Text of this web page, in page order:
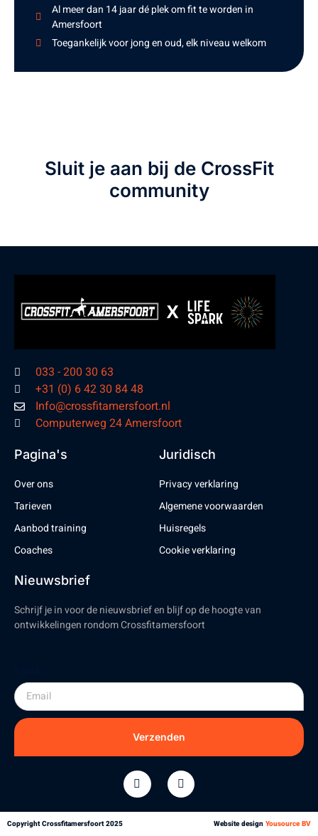
Al meer dan 14 jaar dé plek om fit te worden in
Amersfoort
Toegankelijk voor jong en oud, elk niveau welkom
Sluit je aan bij de CrossFit
community
033 - 200 30 63
+31 (0) 6 42 30 84 48
Info@crossfitamersfoort.nl
Computerweg 24 Amersfoort
Pagina's
Over ons
Tarieven
Aanbod training
Coaches
Juridisch
Privacy verklaring
Algemene voorwaarden
Huisregels
Cookie verklaring
Nieuwsbrief
Schrijf je in voor de nieuwsbrief en blijf op de hoogte van
ontwikkelingen rondom Crossfitamersfoort
Verzenden
Copyright Crossfitamersfoort 2025 Website design Yousource BV